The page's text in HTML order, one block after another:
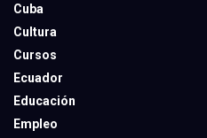
Cuba
Cultura
Cursos
Ecuador
Educación
Empleo